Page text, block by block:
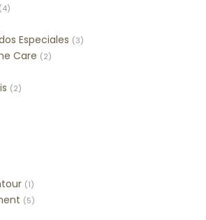
(4)
Especiales (3)
Care (2)
(2)
(1)
(5)